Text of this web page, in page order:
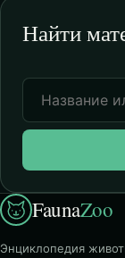
Найти
FaunaZoo
Энциклопедия